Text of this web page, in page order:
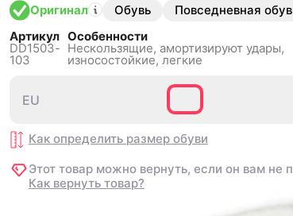
Оригинал Обувь Повседневная
Артикул
DD1503-
103
Особенности
Нескользящиe, амортизируют удары,
износостойкие, легкие
EU
Как определить размер обуви
Этот товар можно вернуть, если он вам не
Как вернуть товар?
EU
Как определить размер обуви
Этот товар можно вернуть, если он вам не
Как вернуть товар?